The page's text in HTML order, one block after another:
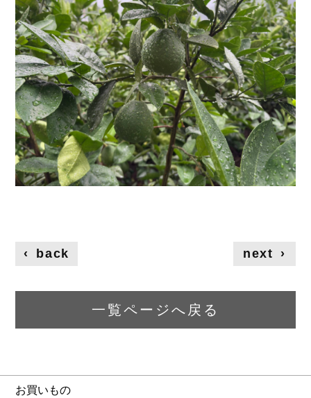
‹ back next ›
一覧ページへ戻る
お買いもの